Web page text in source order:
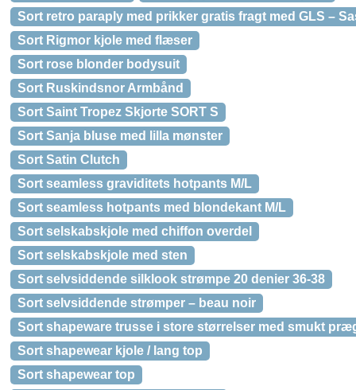
Sort retro paraply med prikker gratis fragt med GLS –
Sort Rigmor kjole med flæser
Sort rose blonder bodysuit
Sort Ruskindsnor Armbånd
Sort Saint Tropez Skjorte SORT S
Sort Sanja bluse med lilla mønster
Sort Satin Clutch
Sort seamless graviditets hotpants M/L
Sort seamless hotpants med blondekant M/L
Sort selskabskjole med chiffon overdel
Sort selskabskjole med sten
Sort selvsiddende silklook strømpe 20 denier 36-38
Sort selvsiddende strømper – beau noir
Sort shapeware trusse i store størrelser med smukt
Sort shapewear kjole / lang top
Sort shapewear top